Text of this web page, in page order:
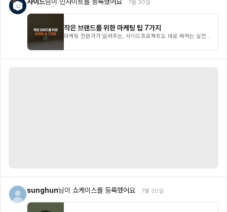
· 7월 30일
작은 브랜드를 위한 마케팅 팁 7가지
마케팅 전문가가 알려주는, 사이드프로젝트도 바로 써먹는 실전
sunghun님이 쇼케이스를 등록했어요 · 7월 30일